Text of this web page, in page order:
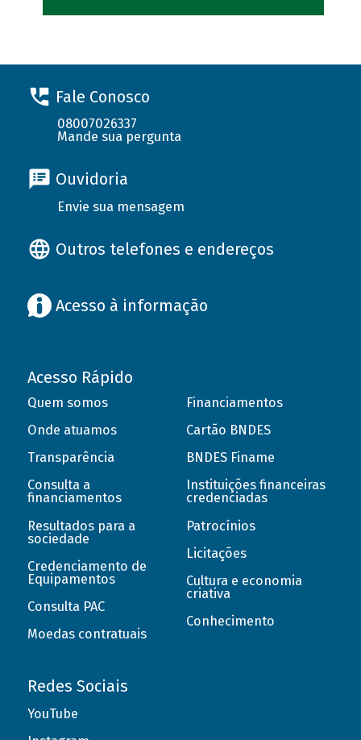
Fale Conosco
08007026337
Mande sua pergunta
Ouvidoria
Envie sua mensagem
Outros telefones e endereços
Acesso à informação
Acesso Rápido
Quem somos
Onde atuamos
Transparência
Consulta a
financiamentos
Resultados para a
sociedade
Credenciamento de
Equipamentos
Consulta PAC
Moedas contratuais
Financiamentos
Cartão BNDES
BNDES Finame
Instituições financeiras
credenciadas
Patrocínios
Licitações
Cultura e economia
criativa
Conhecimento
Redes Sociais
YouTube